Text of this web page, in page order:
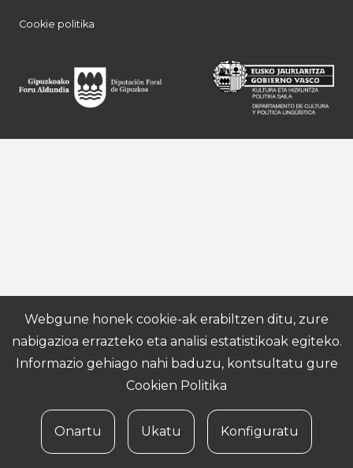
Cookie politika
Webgune honek cookie-ak erabiltzen ditu, zure
nabigazioa errazteko eta analisi estatistikoak egiteko.
Informazio gehiago nahi baduzu, kontsultatu gure
Cookien Politika
Onartu Ukatu Konfiguratu